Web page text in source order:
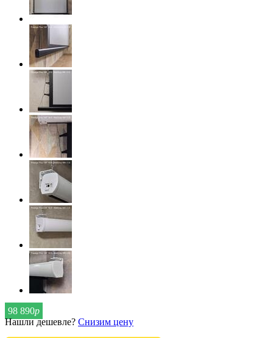
98 890р
Нашли дешевле? Снизим цену